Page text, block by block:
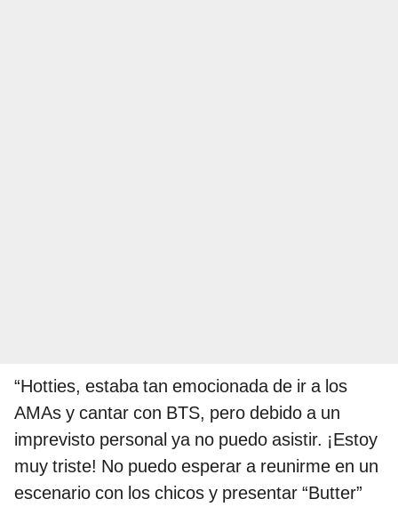
“Hotties, estaba tan emocionada de ir a los
AMAs y cantar con BTS, pero debido a un
imprevisto personal ya no puedo asistir. ¡Estoy
muy triste! No puedo esperar a reunirme en un
escenario con los chicos y presentar “Butter”